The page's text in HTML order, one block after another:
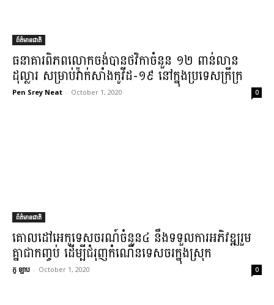
ព័ត៌មានជាតិ
ធនាគារពិភពលោក​ច​ង់​បាន​ថវិកា​ចំនួន ១២ ពាន់​លាន​
ដុល្លារ សម្រាប់​វ៉ាក់សាំង​កូ​វីដ​-១៩ នៅក្នុង​ប្រទេស​ក្រីក្រ​
Pen Srey Neat - October 1, 2020 0
ព័ត៌មានជាតិ
​គោលដៅ​អេកូ​ទេសចរណ៍​ចំនួន​៤ នឹង​ទទួល​ការអភិវឌ្ឍ​រួម
គ្នា​ជា​កញ្ចប់ ដើម្បី​ជំរុញ​កំណើន​ទេសចរ​ក្នុងស្រុក
កូ ឡាប - October 1, 2020 0